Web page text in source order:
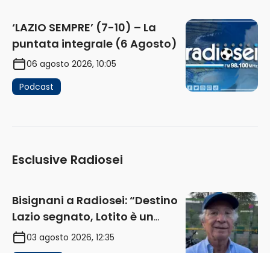
‘LAZIO SEMPRE’ (7-10) – La
puntata integrale (6 Agosto)
06 agosto 2026, 10:05
Podcast
Esclusive Radiosei
Bisignani a Radiosei: “Destino
Lazio segnato, Lotito è un
problema, la chiave sono
Flaminio e politica. La protesta
03 agosto 2026, 12:35